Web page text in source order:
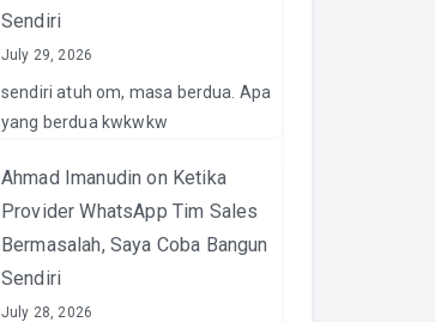
Sendiri
July 29, 2026
sendiri atuh om, masa berdua. Apa
yang berdua kwkwkw
Ahmad Imanudin on Ketika
Provider WhatsApp Tim Sales
Bermasalah, Saya Coba Bangun
Sendiri
July 28, 2026